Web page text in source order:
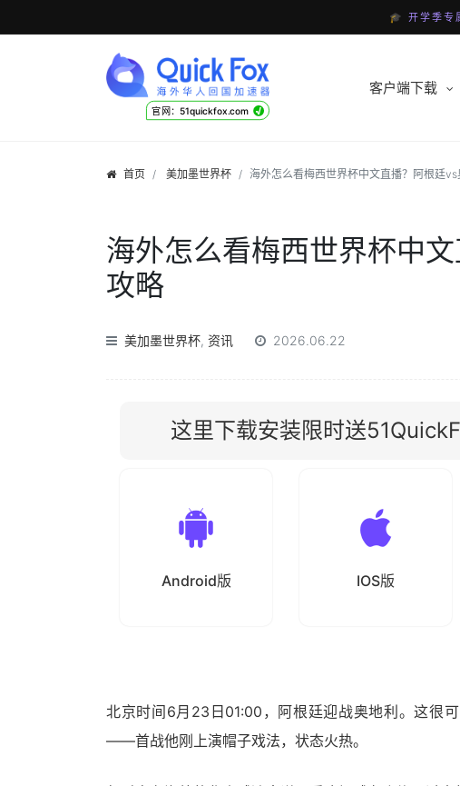
🎓 开学季专
官网：51quickfox.com √
客户端下载
首页 美加墨世界杯 海外怎么看梅西世界杯中文直播？阿根廷
海外怎么看梅西世界杯中
攻略
美加墨世界杯, 资讯 2026.06.22
这里下载安装限时送
Android版 IOS版
北京时间6月23日01:00，阿根廷迎战奥地利。这很
——首战他刚上演帽子戏法，状态火热。